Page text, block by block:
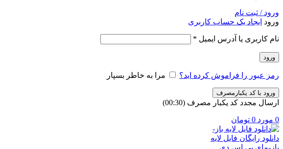
ورود / ثبت نام
ورود ایجاد یک حساب کاربری
نام کاربری یا آدرس ایمیل *
ورود
رمز عبور را فراموش کرده اید؟ مرا به خاطر بسپار
ورود با کد یکبارمصرف
ارسال مجدد کد یکبار مصرف (00:
30
)
0 مورد 0 تومان